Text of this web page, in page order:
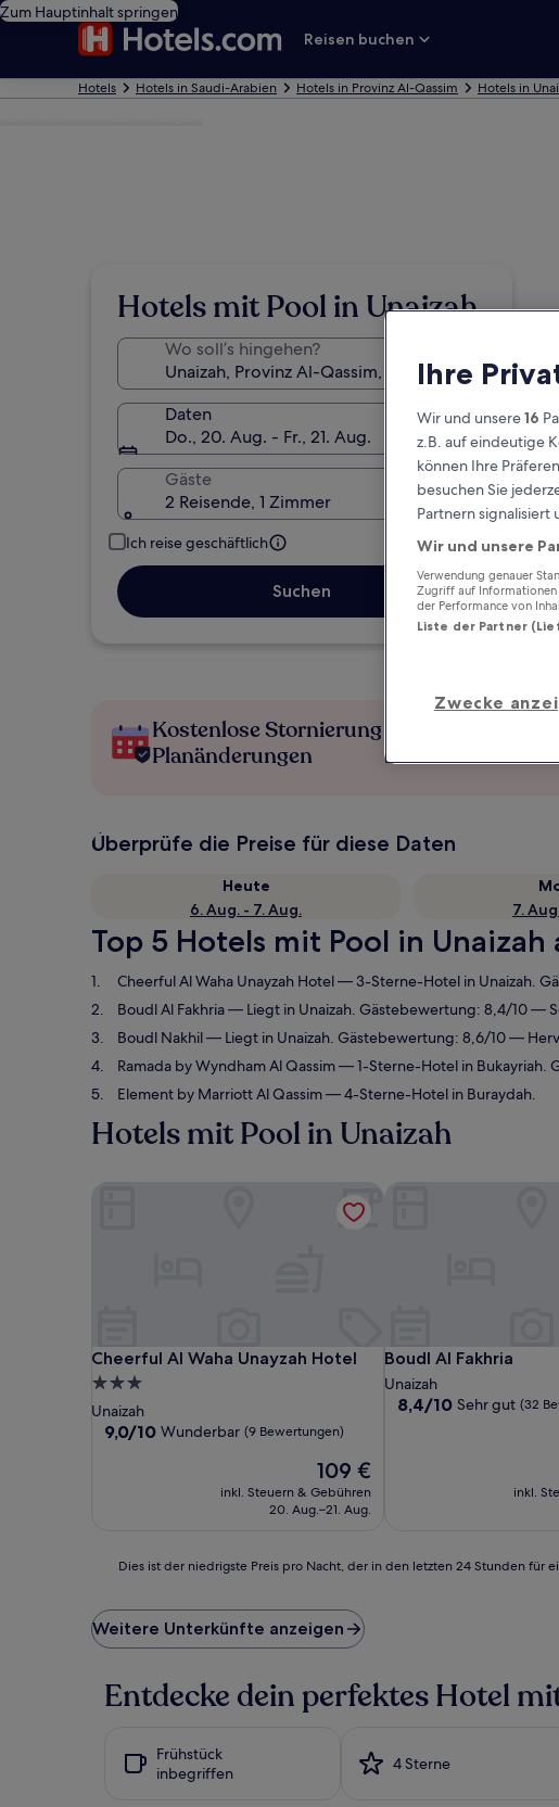
Zum Hauptinhalt springen
Reisen buchen
Hotels Hotels in Saudi-Arabien Hotels in Provinz Al-Qassim Hotels in
Hotels mit Pool in Unaizah
Wo soll’s hingehen?
Daten
Do., 20. Aug. - Fr., 21. Aug.
Gäste
2 Reisende, 1 Zimmer
Ich reise geschäftlich
Suchen
Kostenlose Stornierung bei
Planänderungen
Überprüfe die Preise für diese Daten
Heute
6. Aug. - 7. Aug.
7.
Top 5 Hotels mit Pool in
Cheerful Al Waha Unayzah Hotel— 3-Sterne-Hotel in Unaizah.
Boudl Al Fakhria— Liegt in Unaizah. Gästebewertung: 8,4/10 —
Boudl Nakhil— Liegt in Unaizah. Gästebewertung: 8,6/10 —
Ramada by Wyndham Al Qassim— 1-Sterne-Hotel in Bukayriah.
Element by Marriott Al Qassim— 4-Sterne-Hotel in Buraydah.
Hotels mit Pool in Unaizah
Cheerful Al Waha Unayzah Hotel
Cheerful Al Waha Unayzah Hotel
3.0-
Sterne-
Unterkunft
Unaizah
9.0
9,0/10 Wunderbar (9 Bewertungen)
Der
Preis
beträgt
109 €
inkl. Steuern & Gebühren
20. Aug.–21. Aug.
Boudl Al Fakhria
Boudl Al Fakhria
Unaizah
8.4
8,4/10 Sehr gut (32
inkl.
der
niedrigste
Preis
Nacht,
der
letzten
24 Stunden
Dies ist der niedrigste Preis pro Nacht, der in den letzten 24 Stunden für
Weitere Unterkünfte anzeigen
Entdecke dein perfektes Hotel
Frühstück
inbegriffen
4 Sterne
Ihre
Wir und unsere16
z.B. auf eindeutige
können Ihre
besuchen Sie
Partnern signalisiert
Wir und unsere
Verwendung genauer
Zugriff auf Informationen
der Performance von
Liste der Partner
Zwecke